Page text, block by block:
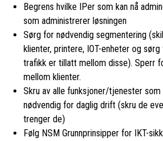
Begrens hvilke IPer som kan nå
som administrerer løsningen
Sørg for nødvendig segmentering
klienter, printere, IOT-enheter og
trafikk er tillatt mellom disse). Sperr
mellom klienter.
Skru av alle funksjoner/tjenester
nødvendig for daglig drift (skru de
trenger de)
Følg NSM Grunnprinsipper for IKT-